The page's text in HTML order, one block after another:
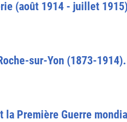
(août 1914 - juillet
sur-Yon (1873-
la Première Guerre